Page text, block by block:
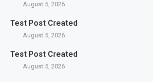
August 5, 2026
Test Post Created
August 5, 2026
Test Post Created
August 5, 2026